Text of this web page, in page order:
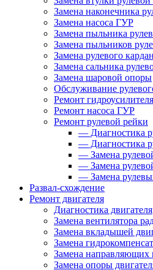
Замена наконечника
Замена насоса ГУР
Замена пыльника
Замена пыльников
Замена рулевого
Замена сальника
Замена шаровой опоры
Обслуживание
Ремонт
Ремонт насоса ГУР
Ремонт рулевой рейки
— Диагностика
— Диагностика
— Замена
— Замена
— Замена
Развал-схождение
Ремонт двигателя
Диагностика двигателя
Замена вентилятора
Замена вкладышей
Замена
Замена направляющих
Замена опоры